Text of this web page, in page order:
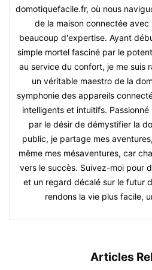
domotiquefacile.fr, où nous
de la maison connectée
beaucoup d'expertise. Ayant
simple mortel fasciné par le
au service du confort, je me suis
un véritable maestro de la
symphonie des appareils
intelligents et intuitifs.
par le désir de démystifier la
public, je partage mes
même mes mésaventures, car
vers le succès. Suivez-moi pour
et un regard décalé sur le futur
rendons la vie plus facile,
Articles